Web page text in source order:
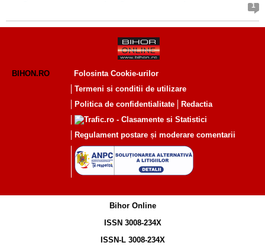
1
BIHON.RO
Folosinta Cookie-urilor
Termeni si conditii de utilizare
Politica de confidentialitate
Redactia
Regulament postare și moderare comentarii
Bihor Online
ISSN 3008-234X
ISSN-L 3008-234X